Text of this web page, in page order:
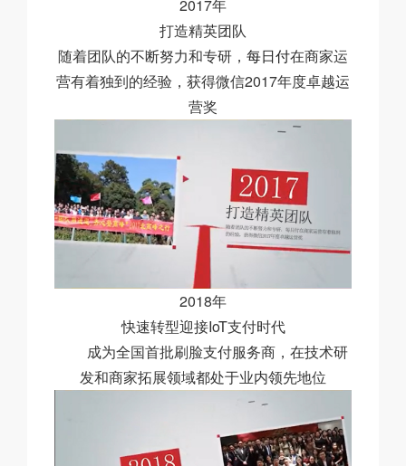
2017年
打造精英团队
随着团队的不断努力和专研， 每日付在商家运
营有着独到的经验，获得微信2017年度卓越运
营奖
2018年
快速转型迎接IoT支付时代
成为全国首批刷脸支付服务商，在技术研
发和商家拓展领域都处于业内领先地位